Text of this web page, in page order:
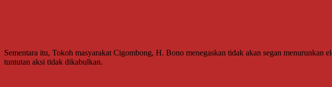
Sementara itu, Tokoh masyarakat Cigombong, H. Bono menegaskan tidak akan segan
tuntutan aksi tidak dikabulkan.